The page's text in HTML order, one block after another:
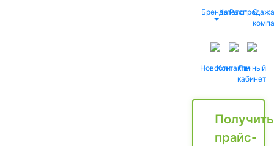
БрендыКаталог
Распродажа
О
НовостиКонтактыЛичный
кабинет
Получить
прайс-